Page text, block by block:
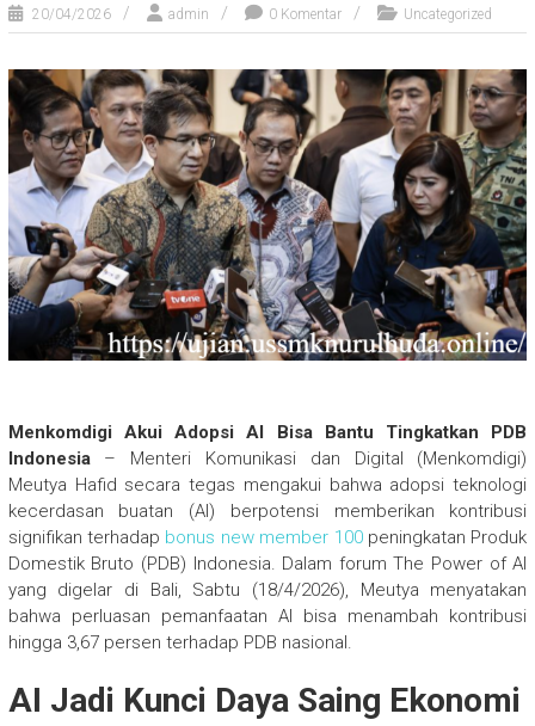
20/04/2026 admin 0 Komentar Uncategorized
Menkomdigi Akui Adopsi AI Bisa Bantu Tingkatkan PDB
Indonesia– Menteri Komunikasi dan Digital (Menkomdigi)
Meutya Hafid secara tegas mengakui bahwa adopsi teknologi
kecerdasan buatan (AI) berpotensi memberikan kontribusi
signifikan terhadap bonus new member 100peningkatan Produk
Domestik Bruto (PDB) Indonesia. Dalam forum The Power of AI
yang digelar di Bali, Sabtu (18/4/2026), Meutya menyatakan
bahwa perluasan pemanfaatan AI bisa menambah kontribusi
hingga 3,67 persen terhadap PDB nasional.
AI Jadi Kunci Daya Saing Ekonomi